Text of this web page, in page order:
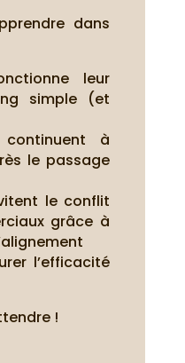
dans
leur
simple (et
à
le passage
le conflit
grâce à
l’efficacité
!